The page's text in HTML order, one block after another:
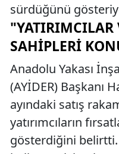
sürdüğünü
"YATIRIMCILAR
SAHIPLERI
Anadolu Yakası
(AYİDER) Başkanı
ayındaki satış
yatırımcıların
gösterdiğini